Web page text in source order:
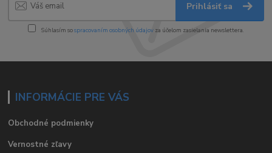
Prihlásiť sa
Súhlasím sospracovaním osobných údajov za účelom zasielania newslettera.
INFORMÁCIE PRE VÁS
Obchodné podmienky
Vernostné zľavy